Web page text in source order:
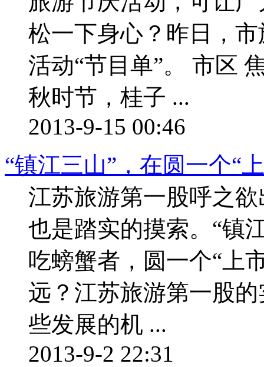
松一下身心？昨日，
活动“节目单”。 市区
秋时节，桂子 ...
2013-9-15 00:46
“镇江三山”，在圆一个“
江苏旅游第一股呼之
也是踏实的摸索。“镇
吃螃蟹者，圆一个“
远？江苏旅游第一股
些发展的机 ...
2013-9-2 22:31